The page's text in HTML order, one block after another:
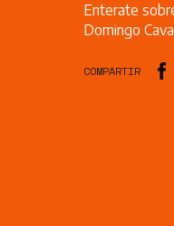
Enterate
Domingo
COMPARTIR